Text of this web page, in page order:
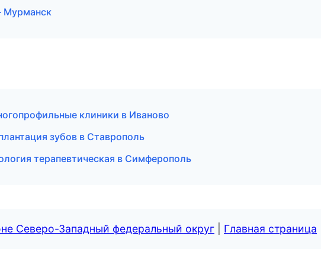
Мурманск
клиники в Иваново
зубов в Ставрополь
терапевтическая в Симферополь
Северо-Западный федеральный округ Главная страница